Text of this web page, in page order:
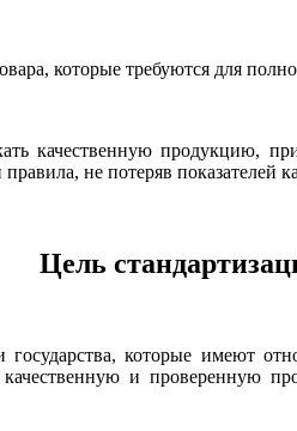
которые требуются для
качественную продукцию,
не потеряв показателей
Цель
которые имеют
и проверенную